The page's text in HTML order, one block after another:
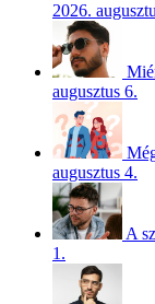
2026.
augusztus 6.
augusztus 4.
A
1.